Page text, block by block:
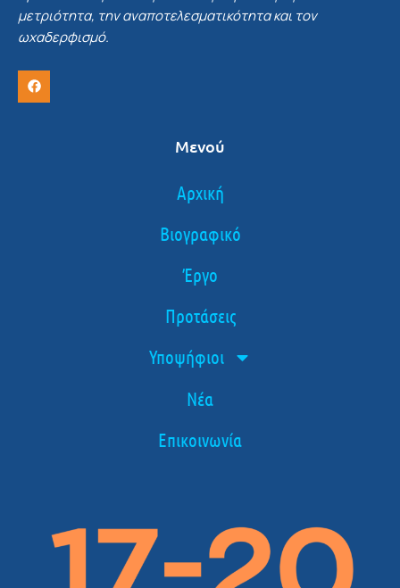
μετριότητα, την αναποτελεσματικότητα και τον
ωχαδερφισμό.
Μενού
Αρχική
Βιογραφικό
Έργο
Προτάσεις
Υποψήφιοι
Νέα
Επικοινωνία